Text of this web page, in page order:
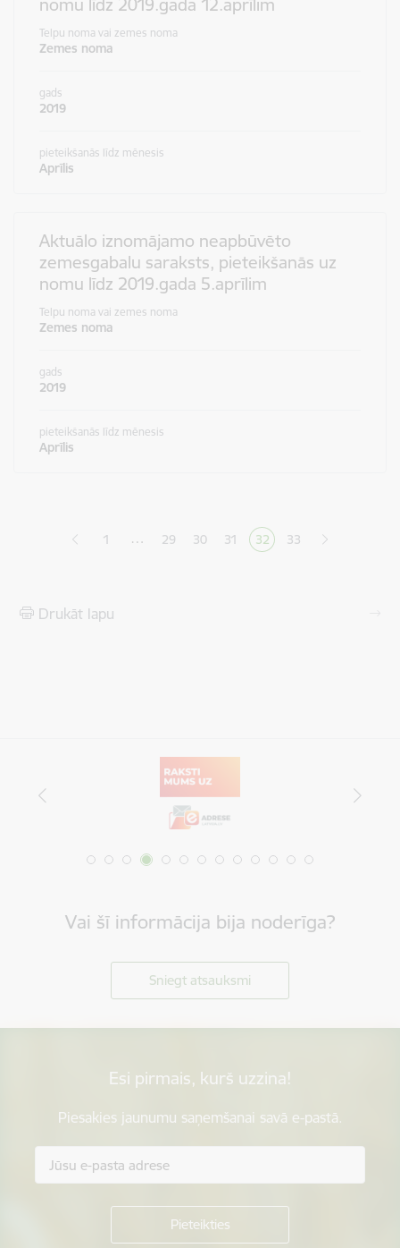
nomu līdz 2019.gada 12.aprīlim
Telpu noma vai zemes noma
Zemes noma
gads
2019
pieteikšanās līdz mēnesis
Aprīlis
Aktuālo iznomājamo neapbūvēto
zemesgabalu saraksts, pieteikšanās uz
nomu līdz 2019.gada 5.aprīlim
Telpu noma vai zemes noma
Zemes noma
gads
2019
pieteikšanās līdz mēnesis
Aprīlis
1 … Lapa
29 Lapa
30 Lapa
31 Pašreizējā lapa
32 Lapa
33
Drukāt lapu
Vai šī informācija bija noderīga?
Sniegt atsauksmi
Esi pirmais, kurš uzzina!
Piesakies jaunumu saņemšanai savā e-pastā.